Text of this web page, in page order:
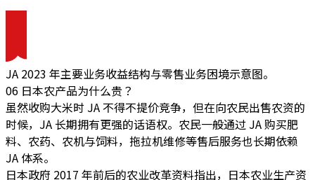
JA 2023 年主要业务收益结构与零售业务困境示意图。
06 日本农产品为什么贵？
虽然收购大米时 JA 不得不提价竞争，但在向农民出售农资的
时候，JA 长期拥有更强的话语权。农民一般通过 JA 购买肥
料、农药、农机与饲料，拖拉机维修等售后服务也长期依赖
JA 体系。
日本政府 2017 年前后的农业改革资料指出，日本农业生产资